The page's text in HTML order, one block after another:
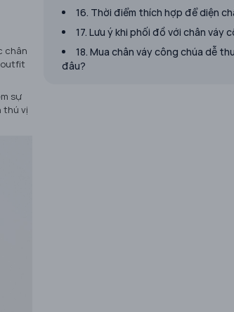
chân
outfit
sự
thú vị
16. Thời điểm thích hợp để diện
17. Lưu ý khi phối đồ với chân váy
18. Mua chân váy công chúa dễ
đâu?